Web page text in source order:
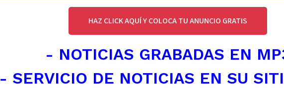
HAZ CLICK AQUÍ Y COLOCA TU ANUNCIO GRATIS
- NOTICIAS GRABADAS EN
- SERVICIO DE NOTICIAS EN SU